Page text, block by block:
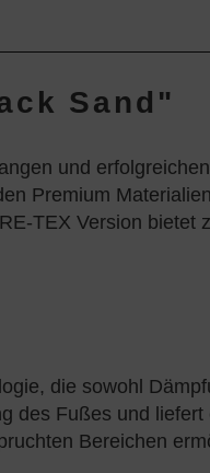
Sand"
und
Premium
TEX Version bietet
die sowohl
des Fußes und
Bereichen